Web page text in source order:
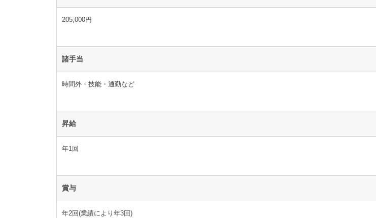
205,000円
諸手当
時間外・技能・通勤など
昇給
年1回
賞与
年2回(業績により年3回)